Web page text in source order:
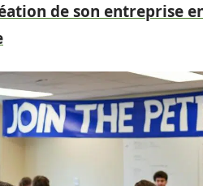
de son entreprise